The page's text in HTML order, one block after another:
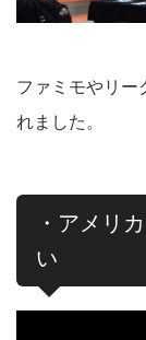
ファミモやリー
れました。
・アメリ
い